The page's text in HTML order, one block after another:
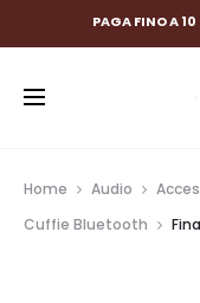
PAGA FINO A
Home Audio
Cuffie Bluetooth